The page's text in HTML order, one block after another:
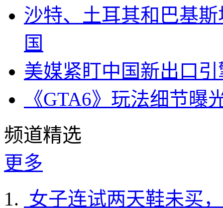
沙特、土耳其和巴基
国
美媒紧盯中国新出口
《GTA6》玩法细节
频道精选
更多
女子连试两天鞋未买